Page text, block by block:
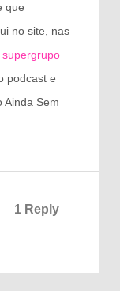
que
no site, nas
supergrupo
podcast e
Ainda Sem
1 Reply